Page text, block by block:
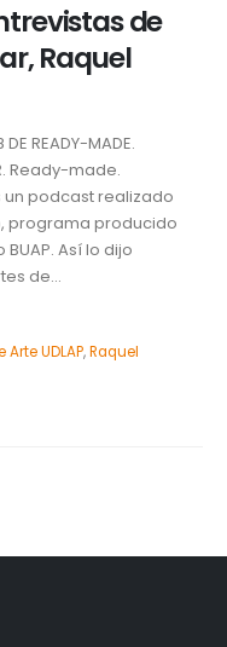
de
Raquel
READY-MADE.
Ready-made.
un podcast realizado
programa producido
Así lo dijo
de...
UDLAP,Raquel